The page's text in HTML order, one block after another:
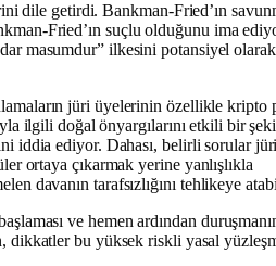
dile getirdi. Bankman-Fried’ın
Fried’ın suçlu olduğunu ima
masumdur” ilkesini potansiyel olarak
jüri üyelerinin özellikle kripto
ilgili doğal önyargılarını etkili bir
iddia ediyor. Dahası, belirli sorular
ortaya çıkarmak yerine yanlışlıkla
davanın tarafsızlığını tehlikeye
ve hemen ardından
dikkatler bu yüksek riskli yasal